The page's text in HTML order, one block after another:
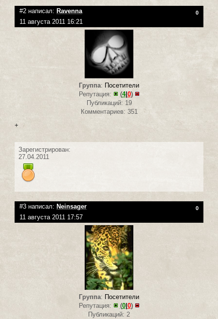
#2 написал: Ravenna 0
11 августа 2011 16:21
Группа: Посетители
Репутация:
(4| 0)
Публикаций: 19
Комментариев: 351
+
Зарегистрирован:
27.04.2011
#3 написал: Neinsager 0
11 августа 2011 17:57
Группа: Посетители
Репутация:
(0| 0)
Публикаций: 2